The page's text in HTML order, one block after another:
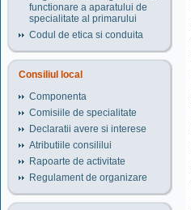
functionare a aparatului de
specialitate al primarului
Codul de etica si conduita
Consiliul local
Componenta
Comisiile de specialitate
Declaratii avere si interese
Atributiile consililui
Rapoarte de activitate
Regulament de organizare